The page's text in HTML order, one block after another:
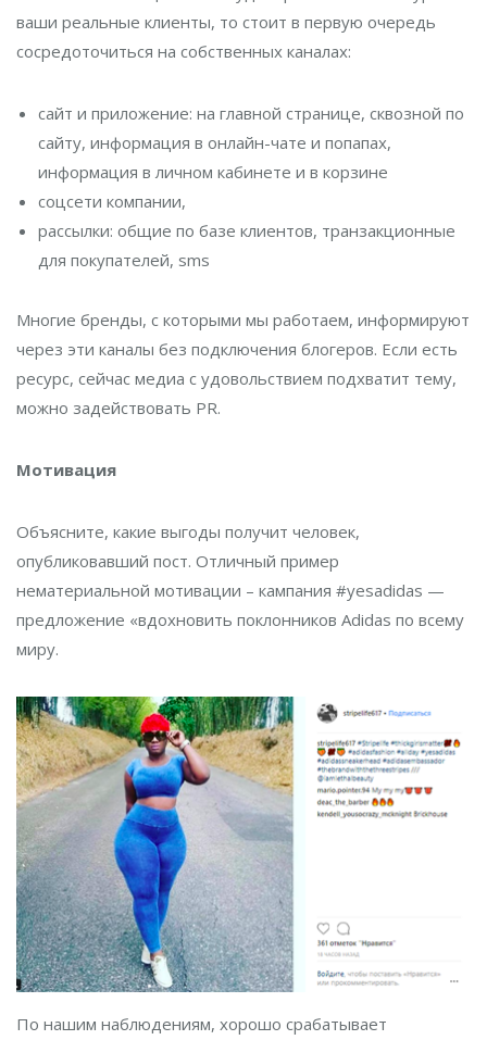
ваши реальные клиенты, то стоит в первую очередь
сосредоточиться на собственных каналах:
сайт и приложение: на главной странице, сквозной по
сайту, информация в онлайн-чате и попапах,
информация в личном кабинете и в корзине
соцсети компании,
рассылки: общие по базе клиентов, транзакционные
для покупателей, sms
Многие бренды, с которыми мы работаем, информируют
через эти каналы без подключения блогеров. Если есть
ресурс, сейчас медиа с удовольствием подхватит тему,
можно задействовать PR.
Мотивация
Объясните, какие выгоды получит человек,
опубликовавший пост. Отличный пример
нематериальной мотивации – кампания #yesadidas —
предложение «вдохновить поклонников Adidas по всему
миру.
По нашим наблюдениям, хорошо срабатывает